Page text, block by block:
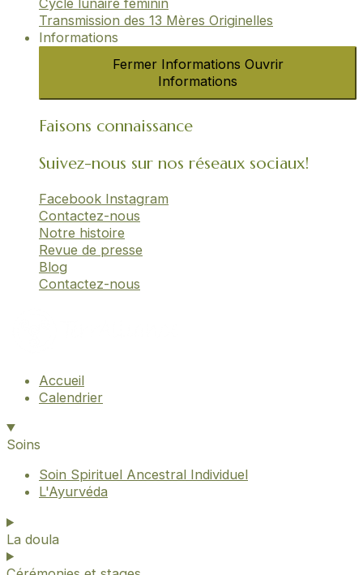
Transmission des 13 Mères Originelles​
Informations
Fermer Informations Ouvrir
Informations
Faisons connaissance
Suivez-nous sur nos réseaux sociaux!
Facebook Instagram
Contactez-nous
Notre histoire
Revue de presse
Blog
Contactez-nous
Accueil
Calendrier
Soins
Soin Spirituel Ancestral Individuel
L'Ayurvéda
La doula